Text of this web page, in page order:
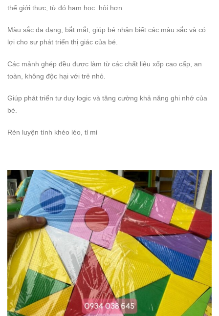
thế giới thực, từ đó ham học hỏi hơn.
Màu sắc đa dạng, bắt mắt, giúp bé nhận biết các màu sắc và có
lợi cho sự phát triển thị giác của bé.
Các mảnh ghép đều được làm từ các chất liệu xốp cao cấp, an
toàn, không độc hại với trẻ nhỏ.
Giúp phát triển tư duy logic và tăng cường khả năng ghi nhớ của
bé.
Rèn luyện tính khéo léo, tỉ mỉ